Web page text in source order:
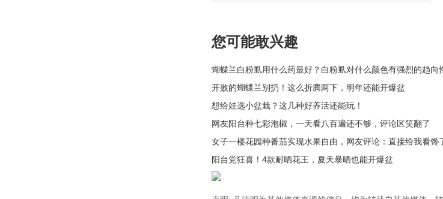
您可能敢兴趣
蝴蝶兰白粉虱用什么药最好？白粉虱对什么颜色有强烈的趋向
开败的蝴蝶兰别扔！这么折腾两下，明年还能开爆盆
想给娃选小盆栽？这几种好养活还能玩！
网友阳台种七彩泡椒，一天看八百遍还不够，评论区笑翻了
女子一楼花园种番茄实现水果自由，网友评论：直接给我看馋
阳台党狂喜！4款耐晒花王，夏天暴晒也能开爆盆